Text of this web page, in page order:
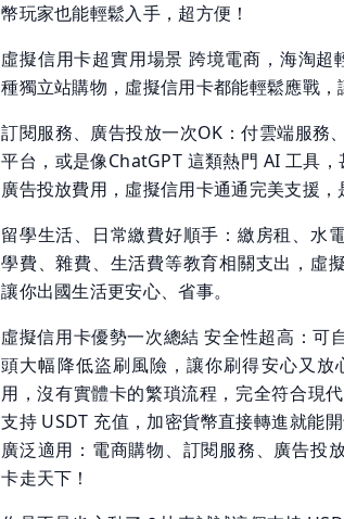
幣玩家也能輕鬆入手，超方便！
虛擬信用卡超實用場景 跨境電商，海淘
種獨立站購物，虛擬信用卡都能輕鬆應戰
訂閱服務、廣告投放一次OK：付雲端服
平台，或是像ChatGPT 這類熱門 AI 工具
廣告投放費用，虛擬信用卡通通完美支援，
留學生活、日常繳費好順手：繳房租、水
學費、雜費、生活費等教育相關支出，虛
讓你出國生活更安心、省事。
虛擬信用卡優勢一次總結 安全性超高：可
頭大幅降低盜刷風險，讓你刷得安心又
用，沒有實體卡的繁瑣流程，完全符合現
支持 USDT 充值，加密貨幣直接轉進就能
廣泛適用：電商購物、訂閱服務、廣告投
卡走天下！